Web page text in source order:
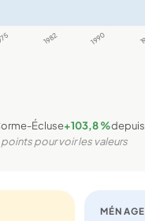
1982 1990
Écluse+103,8 %
points pour voir les valeurs